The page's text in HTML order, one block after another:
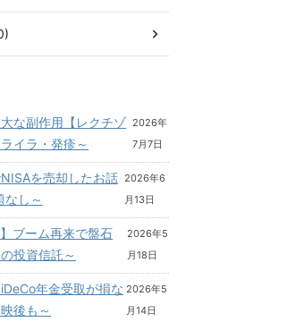
大な副作用【レクチゾ
イラ・発疹～
2026年
7月7日
NISAを売却したお話
なし～
2026年6
月13日
ブーム再来で盤石
投資信託～
2026年5
月18日
年金受取が損な
後も～
2026年5
月14日